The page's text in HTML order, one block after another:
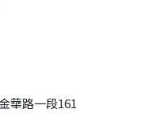
華路一段161